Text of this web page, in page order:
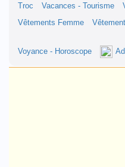
Troc
Vacances - Tourisme
Vêtements Femme
Voyance - Horoscope